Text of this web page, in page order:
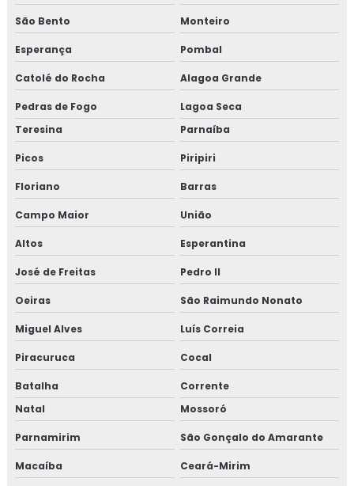
São Bento Monteiro
Esperança Pombal
Catolé do Rocha Alagoa Grande
Pedras de Fogo
Lagoa Seca
Teresina
Parnaíba
Picos Piripiri
Floriano Barras
Campo Maior União
Altos Esperantina
José de Freitas Pedro II
Oeiras São Raimundo Nonato
Miguel Alves Luís Correia
Piracuruca Cocal
Batalha
Corrente
Natal
Mossoró
Parnamirim São Gonçalo do Amarante
Macaíba Ceará-Mirim